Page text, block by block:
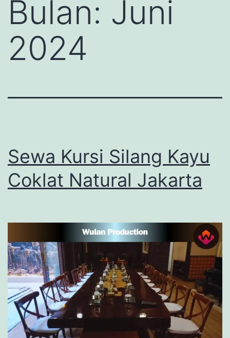
Bulan: Juni
2024
Sewa Kursi Silang Kayu
Coklat Natural Jakarta